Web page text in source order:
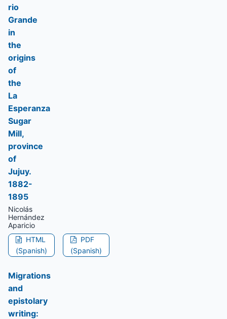
rio
Grande
in
the
origins
of
the
La
Esperanza
Sugar
Mill,
province
of
Jujuy.
1882-
1895
Nicolás
Hernández
Aparicio
HTML
(Spanish)
PDF
(Spanish)
Migrations
and
epistolary
writing: